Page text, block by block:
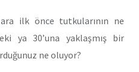
ilk önce tutkularının ne
ya 30’una yaklaşmış bir
ne oluyor?